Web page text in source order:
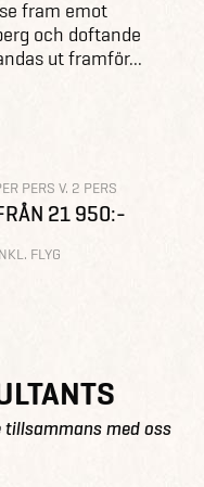
fram emot
och doftande
ut framför...
PERS V. 2 PERS
21 950:-
FLYG
tillsammans med oss